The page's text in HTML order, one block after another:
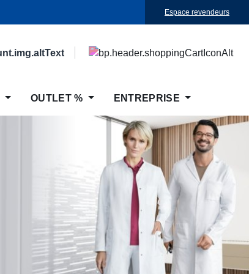
Espace revendeurs
OUTLET % ENTREPRISE